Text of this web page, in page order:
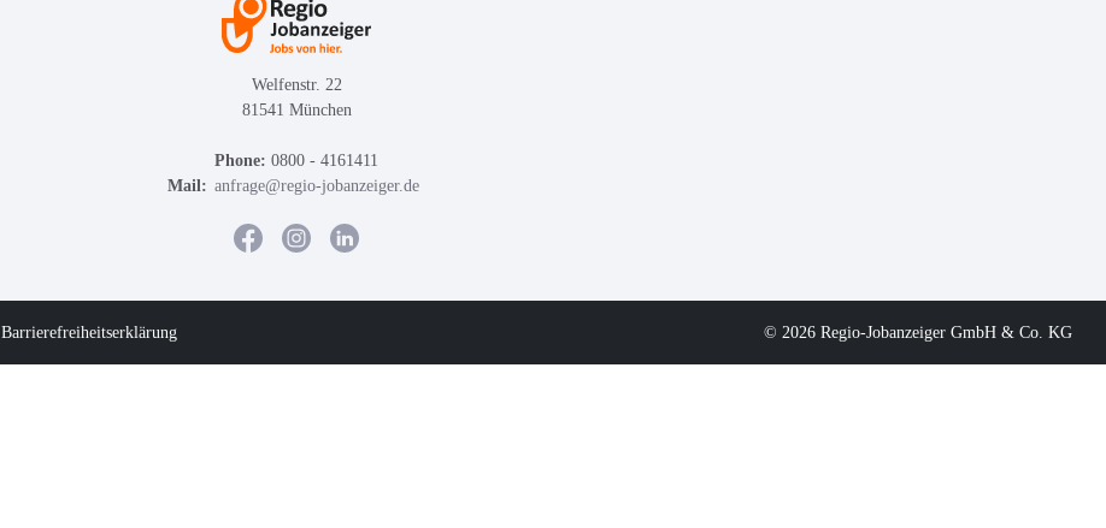
Welfenstr. 22
81541 München
Phone: 0800 - 4161411
Mail: anfrage@regio-jobanzeiger.de
Barrierefreiheitserklärung © 2026 Regio-Jobanzeiger GmbH & Co. KG